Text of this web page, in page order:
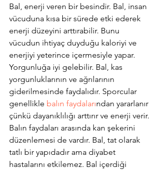
Bal, enerji veren bir besindir. Bal, insan
vücuduna kısa bir sürede etki ederek
enerji düzeyini arttırabilir. Bunu
vücudun ihtiyaç duyduğu kaloriyi ve
enerjiyi yeterince içermesiyle yapar.
Yorgunluğa iyi gelebilir. Bal, kas
yorgunluklarının ve ağrılarının
giderilmesinde faydalıdır. Sporcular
genellikle balın faydalarından yararlanır
çünkü dayanıklılığı arttırır ve enerji verir.
Balın faydaları arasında kan şekerini
düzenlemesi de vardır. Bal, tat olarak
tatlı bir yapıdadır ama diyabet
hastalarını etkilemez. Bal içerdiği